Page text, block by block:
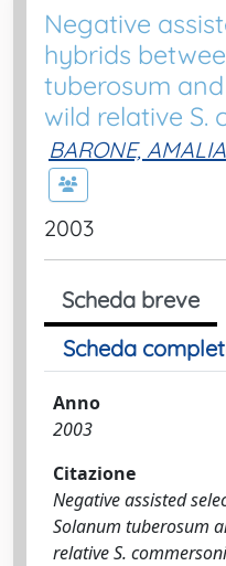
Negative
hybrids
tuberosum
wild relative S.
BARONE, AMALIA
2003
Scheda breve
Scheda
Anno
2003
Citazione
Negative assisted
Solanum tuberosum
relative S.